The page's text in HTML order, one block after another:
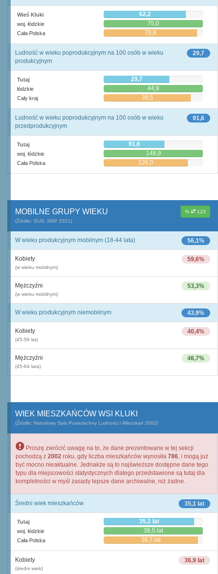
Wieś Kluki 62,2
woj. łódzkie 75,0
Cała Polska 70,8
29,7
Ludność w wieku poprodukcyjnym na 100 osób w wieku
produkcyjnym
Tutaj 29,7
łódzkie 44,9
Cały kraj 39,5
91,6
Ludność w wieku poprodukcyjnym na 100 osób w wieku
przedprodukcyjnym
Tutaj 91,6
woj. łódzkie 148,9
Cała Polska 126,0
% 123
MOBILNE GRUPY WIEKU
(Źródło: GUS, NSP 2021)
56,1%
W wieku produkcyjnym mobilnym (18-44 lata)
59,6%
Kobiety
(w wieku mobilnym)
53,3%
Mężczyźni
(w wieku mobilnym)
43,9%
W wieku produkcyjnym niemobilnym
40,4%
Kobiety
(45-59 lat)
46,7%
Mężczyźni
(45-64 lata)
WIEK MIESZKAŃCÓW WSI KLUKI
(Źródło: Narodowy Spis Powszechny Ludności i Mieszkań 2002)
Proszę zwrócić uwagę na to, że dane prezentowane w tej sekcji
pochodzą z 2002 roku, gdy liczba mieszkańców wynosiła 786, i mogą już
być mocno nieaktualne. Jednakże są to najświeższe dostępne dane tego
typu dla miejscowości statystycznych dlatego przedstawione są tutaj dla
kompletności w myśl zasady lepsze dane archiwalne, niż żadne.
35,1 lat
Średni wiek mieszkańców
Tutaj 35,1 lat
woj. łódzkie 38,5 lat
Cała Polska 36,7 lat
36,9 lat
Kobiety
(średni wiek)